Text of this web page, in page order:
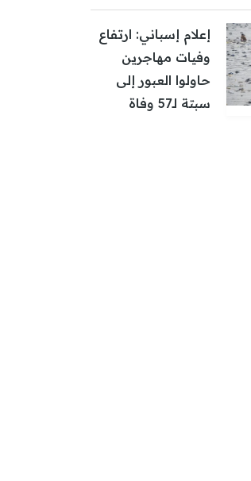
إعلام إسباني: ارتفاع
وفيات مهاجرين
حاولوا العبور إلى
سبتة لـ57 وفاة